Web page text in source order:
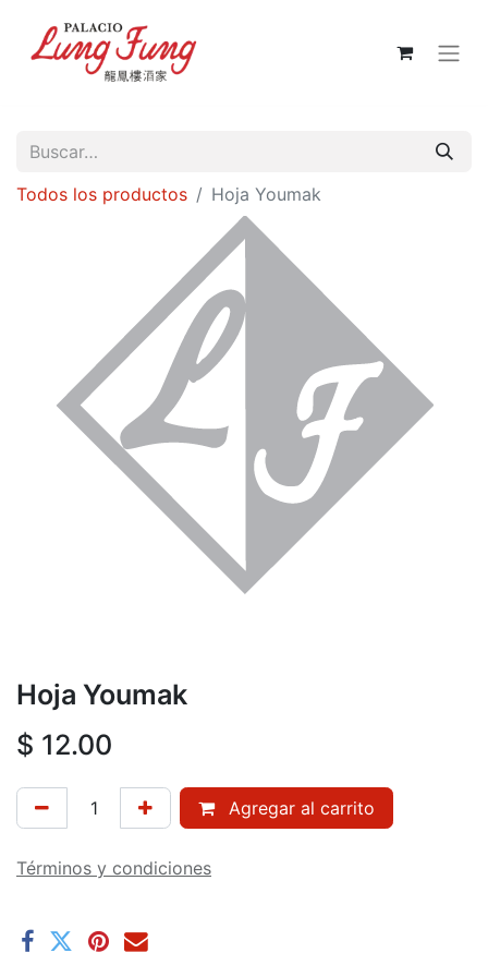
Todos los productos Hoja Youmak
Hoja Youmak
$ 12.00
Agregar al carrito
Términos y condiciones